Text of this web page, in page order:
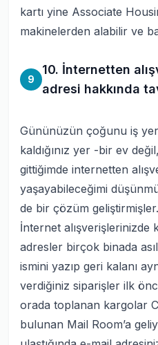
kartı yine Associate
makinelerden alabilir ve
9
10. İnternetten
adresi hakkında
Gününüzün çoğunu iş
kaldığınız yer -bir ev
gittiğimde internetten
yaşayabileceğimi
de bir çözüm geliştirmişler.
İnternet alışverişlerinizde
adresler birçok binada
ismini yazıp geri kalanı
verdiğiniz siparişler ilk
orada toplanan kargolar
bulunan Mail Room’a